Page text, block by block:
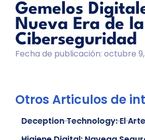
Gemelos
Nueva Era de la
Ciberseguridad
Fecha de publicación: octubre
Otros Articulos de
Deception Technology: El